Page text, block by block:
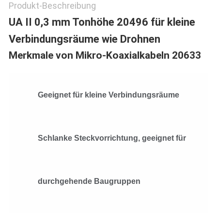
Produkt-Beschreibung
UA II 0,3 mm Tonhöhe 20496 für kleine
Verbindungsräume wie Drohnen
Merkmale von Mikro-Koaxialkabeln 20633
Geeignet für kleine Verbindungsräume
Schlanke Steckvorrichtung, geeignet für
durchgehende Baugruppen